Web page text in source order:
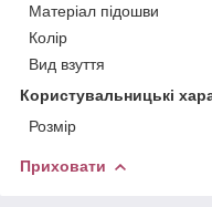
Матеріал підошви
Колір
Вид взуття
Користувальницькі
Розмір
Приховати